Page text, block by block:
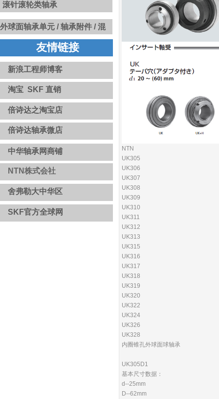
NTN
UK305
UK306
UK307
UK308
UK309
UK310
UK311
UK312
UK313
UK315
UK316
UK317
UK318
UK319
UK320
UK322
UK324
UK326
UK328
内圈锥孔外球面球轴承
UK305D1
基本尺寸数据：
d--25mm
D--62mm
滚针滚轮类轴承
​​外球面轴承单元 / 轴承附件 / 混
合陶瓷球 / INSOCOAT绝缘轴承
/ 固态油轴承 / NoWear永不磨损
涂层轴承 / 高温轴承和轴承单元
友情链接
新浪工程师博客
淘宝 SKF 直销
倍诗达之淘宝店
倍诗达轴承微店
中华轴承网商铺
NTN株式会社
舍弗勒大中华区
SKF官方全球网